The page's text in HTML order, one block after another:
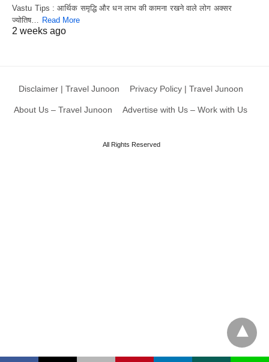
Vastu Tips : आर्थिक समृद्धि और धन लाभ की कामना रखने वाले लोग अक्सर
ज्योतिष…
Read More
2 weeks ago
Disclaimer | Travel Junoon Privacy Policy | Travel Junoon
About Us – Travel Junoon Advertise with Us – Work with Us
All Rights Reserved